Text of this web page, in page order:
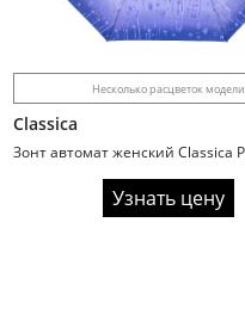
Несколько расцветок модели
Classica
Узнать цену